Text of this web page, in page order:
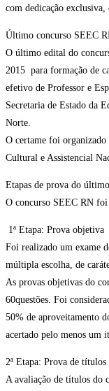
com dedicação exclusiva,
Último concurso SEEC
O último edital do
2015 para formação de
efetivo de Professor e
Secretaria de Estado da
Norte.
O certame foi
Cultural e Assistencial
Etapas de prova do
O concurso SEEC RN foi
1ª Etapa: Prova objetiva
Foi realizado um exame
múltipla escolha, de
As provas objetivas do
60questões. Foi
50% de aproveitamento
acertado pelo menos um
2ª Etapa: Prova de títulos
A avaliação de títulos do